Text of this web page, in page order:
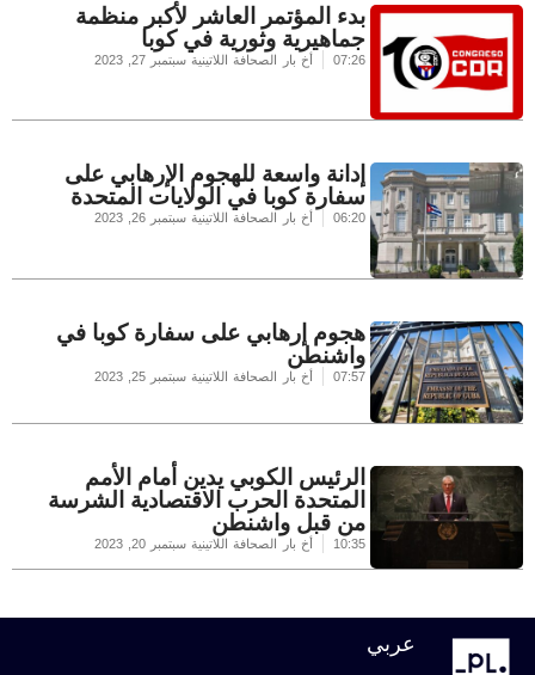
بدء المؤتمر العاشر لأكبر منظمة
جماهيرية وثورية في كوبا
07:26 أخ بار الصحافة اللاتينية سبتمبر 27, 2023
إدانة واسعة للهجوم الإرهابي على
سفارة كوبا في الولايات المتحدة
06:20 أخ بار الصحافة اللاتينية سبتمبر 26, 2023
هجوم إرهابي على سفارة كوبا في
واشنطن
07:57 أخ بار الصحافة اللاتينية سبتمبر 25, 2023
الرئيس الكوبي يدين أمام الأمم
المتحدة الحرب الاقتصادية الشرسة
من قبل واشنطن
10:35 أخ بار الصحافة اللاتينية سبتمبر 20, 2023
عربي